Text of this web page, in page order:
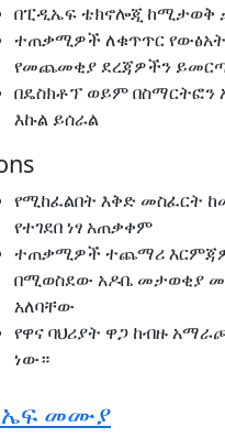
በፒዲኤፍ ቴክኖሎጂ ከሚታወቅ
ተጠቃሚዎች ለቁጥጥር
የመጨመቂያ ደረጃዎችን
በዴስክቶፕ ወይም በስማርትፎን
እኩል ይሰራል
የሚከፈልበት እቅድ መስፈርት
የተገደበ ነፃ አጠቃቀም
ተጠቃሚዎች ተጨማሪ
በሚወስደው አዶቤ መታወቂያ
አለባቸው
የዋና ባህሪያት ዋጋ ከብዙ
ነው።
መሙያ